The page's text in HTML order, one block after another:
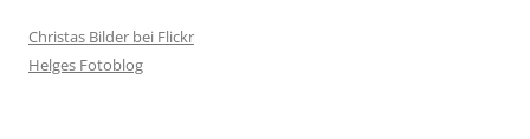
Christas Bilder bei Flickr
Helges Fotoblog